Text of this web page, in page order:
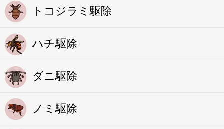
トコジラミ駆除
ハチ駆除
ダニ駆除
ノミ駆除